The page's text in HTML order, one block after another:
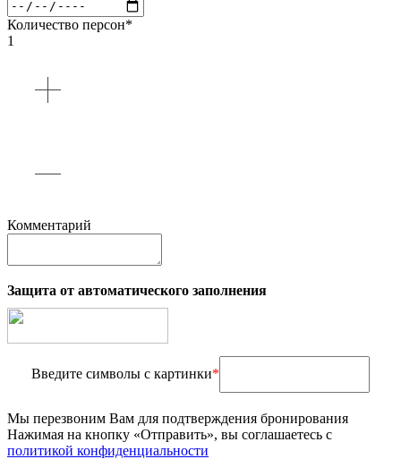
Количество персон*
1
Комментарий
Защита от автоматического заполнения
Введите символы с картинки*
Мы перезвоним Вам для подтверждения бронирования
Нажимая на кнопку «Отправить», вы соглашаетесь с
политикой конфиденциальности